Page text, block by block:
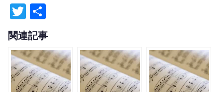
T
w
it
te
r
有
関連記事